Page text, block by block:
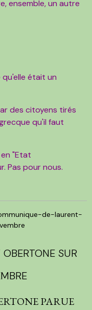
ensemble, un autre
était un
des citoyens tirés
qu'il faut
"Etat
Pas pour nous.
de-laurent-
SUR
PARUE